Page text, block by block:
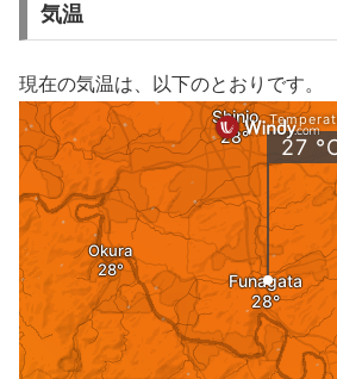
気温
現在の気温は、以下のとおりです。